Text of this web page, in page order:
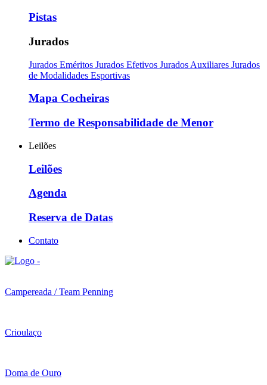
Pistas
Jurados
Jurados Eméritos Jurados Efetivos Jurados Auxiliares Jurados
de Modalidades Esportivas
Mapa Cocheiras
Termo de Responsabilidade de Menor
Leilões
Leilões
Agenda
Reserva de Datas
Contato
Campereada / Team Penning
Crioulaço
Doma de Ouro